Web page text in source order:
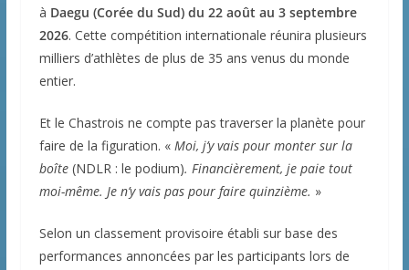
à Daegu (Corée du Sud) du 22 août au 3 septembre
2026. Cette compétition internationale réunira plusieurs
milliers d’athlètes de plus de 35 ans venus du monde
entier.
Et le Chastrois ne compte pas traverser la planète pour
faire de la figuration. « Moi, j’y vais pour monter sur la
boîte (NDLR : le podium). Financièrement, je paie tout
moi-même. Je n’y vais pas pour faire quinzième. »
Selon un classement provisoire établi sur base des
performances annoncées par les participants lors de